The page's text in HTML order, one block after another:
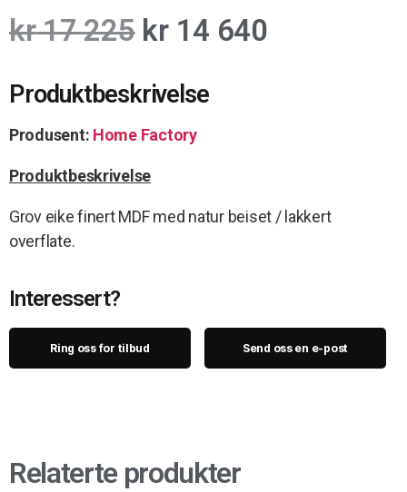
kr17 225 kr14 640
Produktbeskrivelse
Produsent: Home Factory
Produktbeskrivelse
Grov eike finert MDF med natur beiset / lakkert
overflate.
Interessert?
Ring oss for tilbud Send oss en e-post
Relaterte produkter